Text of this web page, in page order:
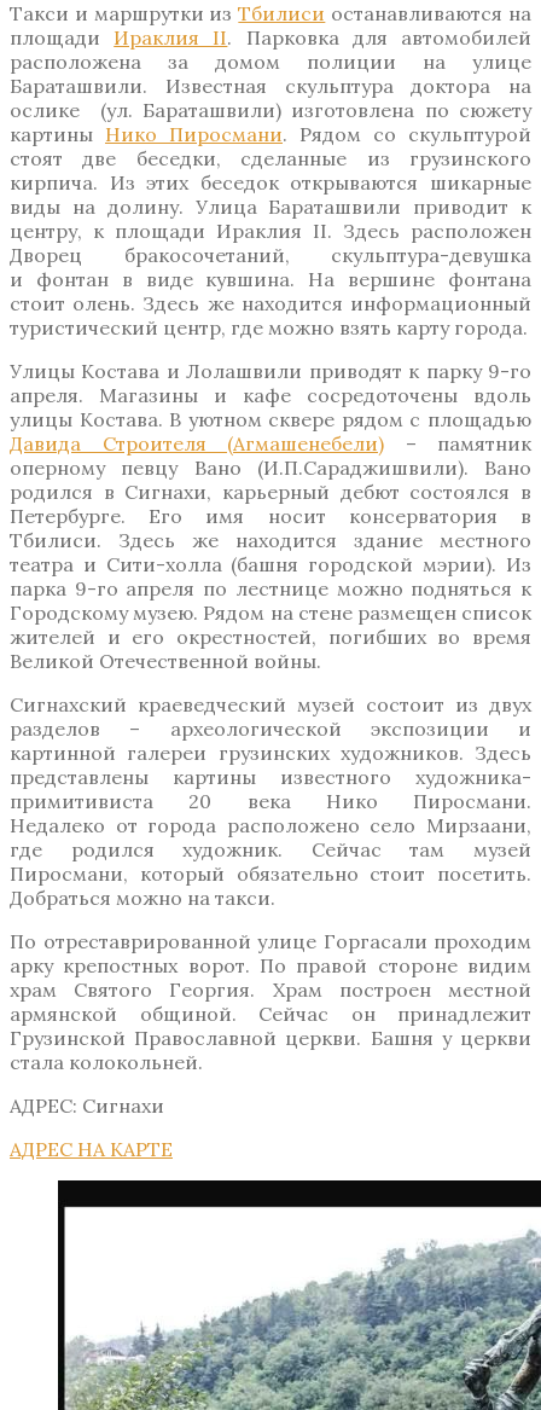
Такси и маршрутки изТбилиси останавливаются на
площади Ираклия II. Парковка для автомобилей
расположена за домом полиции на улице
Бараташвили. Известная скульптура доктора на
ослике (ул. Бараташвили) изготовлена по сюжету
картины Нико Пиросмани. Рядом со скульптурой
стоят две беседки, сделанные из грузинского
кирпича. Из этих беседок открываются шикарные
виды на долину. Улица Бараташвили приводит к
центру, к площади Ираклия II. Здесь расположен
Дворец бракосочетаний, скульптура-девушка
и фонтан в виде кувшина. На вершине фонтана
стоит олень. Здесь же находится информационный
туристический центр, где можно взять карту города.
Улицы Костава и Лолашвили приводят к парку 9-го
апреля. Магазины и кафе сосредоточены вдоль
улицы Костава. В уютном сквере рядом с площадью
Давида Строителя (Агмашенебели) – памятник
оперному певцу Вано (И.П.Сараджишвили). Вано
родился в Сигнахи, карьерный дебют состоялся в
Петербурге. Его имя носит консерватория в
Тбилиси. Здесь же находится здание местного
театра и Сити-холла (башня городской мэрии). Из
парка 9-го апреля по лестнице можно подняться к
Городскому музею. Рядом на стене размещен список
жителей и его окрестностей, погибших во время
Великой Отечественной войны.
Сигнахский краеведческий музей состоит из двух
разделов – археологической экспозиции и
картинной галереи грузинских художников. Здесь
представлены картины известного художника-
примитивиста 20 века Нико Пиросмани.
Недалеко от города расположено село Мирзаани,
где родился художник. Сейчас там музей
Пиросмани, который обязательно стоит посетить.
Добраться можно на такси.
По отреставрированной улице Горгасали проходим
арку крепостных ворот. По правой стороне видим
храм Святого Георгия. Храм построен местной
армянской общиной. Сейчас он принадлежит
Грузинской Православной церкви. Башня у церкви
стала колокольней.
АДРЕС: Сигнахи
АДРЕС НА КАРТЕ